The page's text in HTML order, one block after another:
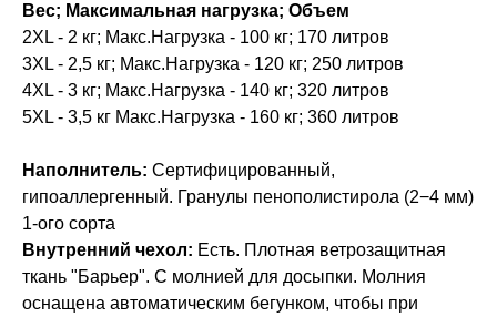
Вес; Максимальная нагрузка; Объем
2XL - 2 кг; Макс.Нагрузка - 100 кг; 170 литров
3XL - 2,5 кг; Макс.Нагрузка - 120 кг; 250 литров
4XL - 3 кг; Макс.Нагрузка - 140 кг; 320 литров
5XL - 3,5 кг Макс.Нагрузка - 160 кг; 360 литров
Наполнитель: Сертифицированный,
гипоаллергенный. Гранулы пенополистирола (2−4 мм)
1-ого сорта
Внутренний чехол: Есть. Плотная ветрозащитная
ткань "Барьер". С молнией для досыпки. Молния
оснащена автоматическим бегунком, чтобы при